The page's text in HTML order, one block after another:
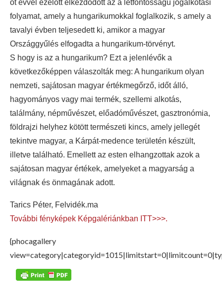
öt évvel ezelőtt elkezdődött az a létfontosságú jogalkotási
folyamat, amely a hungarikumokkal foglalkozik, s amely a
tavalyi évben teljesedett ki, amikor a magyar
Országgyűlés elfogadta a hungarikum-törvényt.
S hogy is az a hungarikum? Ezt a jelenlévők a
következőképpen válaszolták meg: A hungarikum olyan
nemzeti, sajátosan magyar értékmegőrző, időt álló,
hagyományos vagy mai termék, szellemi alkotás,
találmány, népművészet, előadóművészet, gasztronómia,
földrajzi helyhez kötött természeti kincs, amely jellegét
tekintve magyar, a Kárpát-medence területén készült,
illetve található. Emellett az esten elhangzottak azok a
sajátosan magyar értékek, amelyeket a magyarság a
világnak és önmagának adott.
Tarics Péter, Felvidék.ma
További fényképek Képgalériánkban ITT>>>.
{phocagallery